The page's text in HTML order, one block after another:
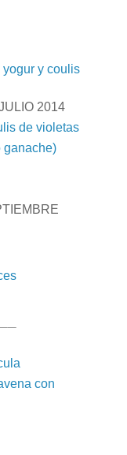
y coulis
2014
de violetas
ganache)
con